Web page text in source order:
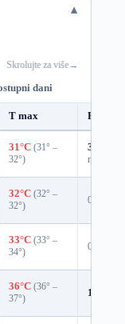
Skrolujte za više→
dani
T max
31°C (31° –
32°)
31%
mm)
32°C (32° –
32°)
0%
33°C (33° –
34°)
0%
36°C (36° –
37°)
12%